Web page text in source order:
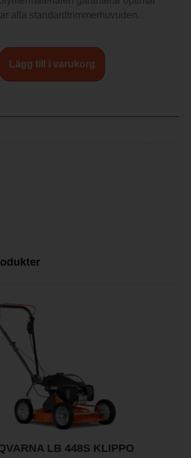
alla standardtrimmerhuvuden.
Lägg till i varukorg
LB 448S KLIPPO